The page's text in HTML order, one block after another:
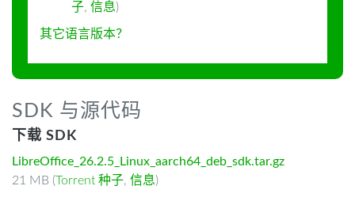
子, 信息)
其它语言版本？
SDK 与源代码
下载 SDK
LibreOffice_26.2.5_Linux_aarch64_deb_sdk.tar.gz
21 MB (Torrent 种子, 信息)